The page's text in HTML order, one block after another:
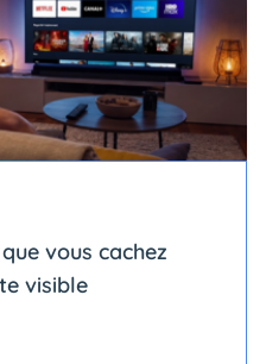
vous cachez
visible